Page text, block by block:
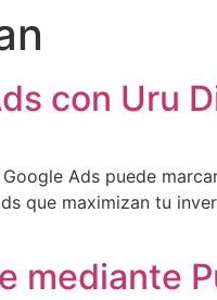
con Uru
Ads puede
que maximizan tu
mediante